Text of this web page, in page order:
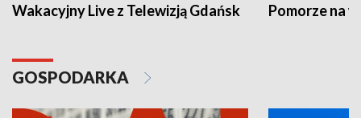
Wakacyjny Live z Telewizją Gdańsk Pomorze na
GOSPODARKA